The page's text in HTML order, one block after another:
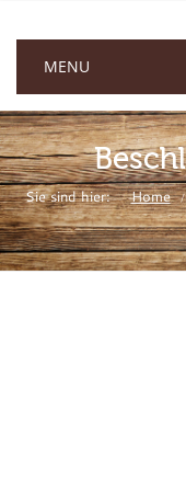
MENU
Sie sind hier: Home /